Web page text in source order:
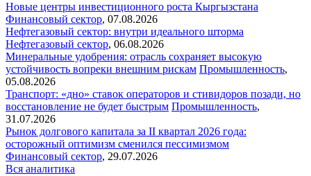
Новые центры инвестиционного роста Кыргызстана
Финансовый сектор, 07.08.2026
Нефтегазовый сектор: внутри идеального шторма
Нефтегазовый сектор, 06.08.2026
Минеральные удобрения: отрасль сохраняет высокую
устойчивость вопреки внешним рискам Промышленность,
05.08.2026
Транспорт: «дно» ставок операторов и стивидоров позади, но
восстановление не будет быстрым Промышленность,
31.07.2026
Рынок долгового капитала за II квартал 2026 года:
осторожный оптимизм сменился пессимизмом
Финансовый сектор, 29.07.2026
Вся аналитика